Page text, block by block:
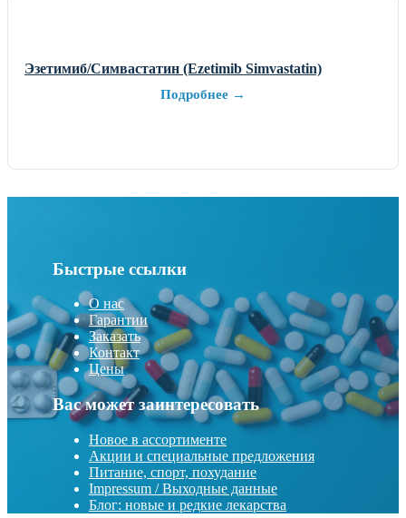
Эзетимиб/Симвастатин (Ezetimib Simvastatin)
Подробнее →
Быстрые ссылки
О нас
Гарантии
Заказать
Контакт
Цены
Вас может заинтересовать
Новое в ассортименте
Акции и специальные предложения
Питание, спорт, похудание
Impressum / Выходные данные
Блог: новые и редкие лекарства